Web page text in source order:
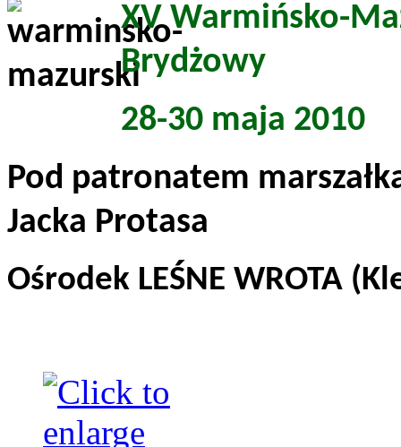
XV Warmińsko-
Brydżowy
28-30 maja 2010
Pod patronatem
Jacka Protasa
Ośrodek LEŚNE WROTA